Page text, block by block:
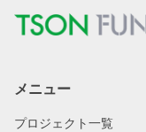
メニュー
プロジェクト一覧